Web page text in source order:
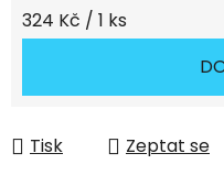
Měrná cena:
324 Kč / 1 ks
Tisk Zeptat se